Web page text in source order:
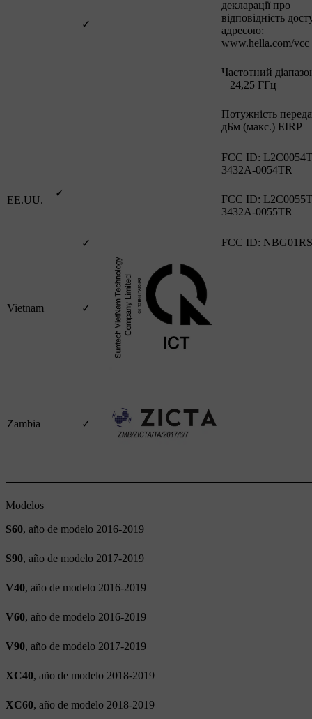
✓
декларації про
відповідність
адресою:
www.hella.com/vcc
Частотний
– 24,25 ГГц
Потужність
дБм (макс.) EIRP
EE.UU.
✓
FCC ID:
3432A-0054TR
FCC ID:
3432A-0055TR
✓ FCC ID:
Vietnam ✓
Zambia ✓
Modelos
S60, año de modelo 2016-2019
S90, año de modelo 2017-2019
V40, año de modelo 2016-2019
V60, año de modelo 2016-2019
V90, año de modelo 2017-2019
XC40, año de modelo 2018-2019
XC60, año de modelo 2018-2019